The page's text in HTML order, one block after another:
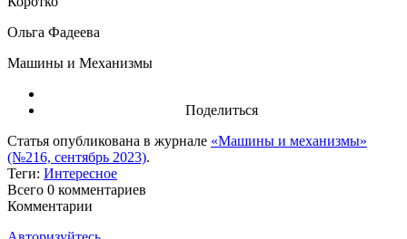
Ольга Фадеева
Машины и Механизмы
Поделиться
Статья опубликована в журнале «Машины и механизмы»
(№216, сентябрь 2023).
Теги: Интересное
Всего 0 комментариев
Комментарии